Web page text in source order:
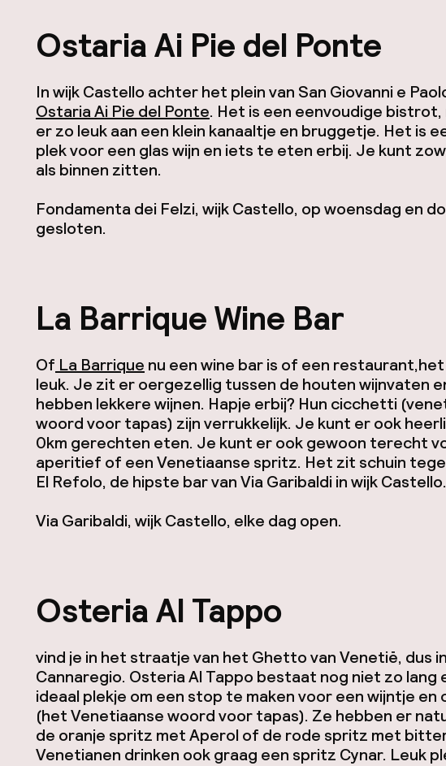
Ostaria Ai Pie del Ponte
In wijk Castello achter het plein van San Giovanni e
Ostaria Ai Pie del Ponte. Het is een eenvoudige bistrot,
er zo leuk aan een klein kanaaltje en bruggetje. Het is
plek voor een glas wijn en iets te eten erbij. Je kunt
als binnen zitten.
Fondamenta dei Felzi, wijk Castello, op woensdag en
gesloten.
La Barrique Wine Bar
Of La Barrique nu een wine bar is of een
leuk. Je zit er oergezellig tussen de houten wijnvaten
hebben lekkere wijnen. Hapje erbij? Hun cicchetti
woord voor tapas) zijn verrukkelijk. Je kunt er ook
0km gerechten eten. Je kunt er ook gewoon terecht
aperitief of een Venetiaanse spritz. Het zit schuin
El Refolo, de hipste bar van Via Garibaldi in wijk Castello.
Via Garibaldi, wijk Castello, elke dag open.
Osteria Al Tappo
vind je in het straatje van het Ghetto van Venetiē, dus
Cannaregio. Osteria Al Tappo bestaat nog niet zo lang
ideaal plekje om een stop te maken voor een wijntje en
(het Venetiaanse woord voor tapas). Ze hebben er
de oranje spritz met Aperol of de rode spritz met
Venetianen drinken ook graag een spritz Cynar. Leuk